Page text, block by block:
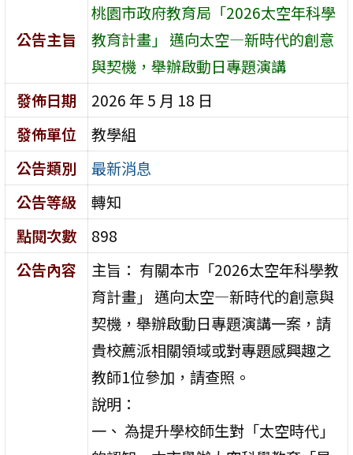
公告主旨
桃園市政府教育局「2026太空年科學
教育計畫」 邁向太空—新時代的創意
與契機，舉辦啟動日專題演講
發佈日期
2026 年 5 月 18 日
發佈單位
教學組
公告類別
最新消息
公告等級
轉知
點閱次數
898
公告內容
主旨： 有關本市「2026太空年科學教
育計畫」 邁向太空—新時代的創意與
契機，舉辦啟動日專題演講一案，請
貴校薦派相關領域或對專題感興趣之
教師1位參加，請查照。
說明：
一、 為提升學校師生對「太空時代」